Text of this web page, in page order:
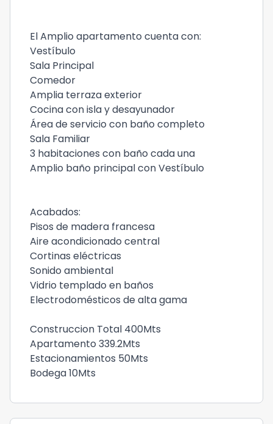
El Amplio apartamento cuenta con:
Vestíbulo
Sala Principal
Comedor
Amplia terraza exterior
Cocina con isla y desayunador
Área de servicio con baño completo
Sala Familiar
3 habitaciones con baño cada una
Amplio baño principal con Vestíbulo
Acabados:
Pisos de madera francesa
Aire acondicionado central
Cortinas eléctricas
Sonido ambiental
Vidrio templado en baños
Electrodomésticos de alta gama
Construccion Total 400Mts
Apartamento 339.2Mts
Estacionamientos 50Mts
Bodega 10Mts